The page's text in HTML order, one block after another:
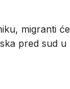
migranti
pred sud u